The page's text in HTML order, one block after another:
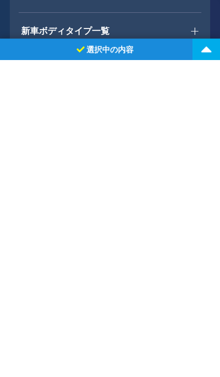
選択中の内容
新車ボディタイプ一覧